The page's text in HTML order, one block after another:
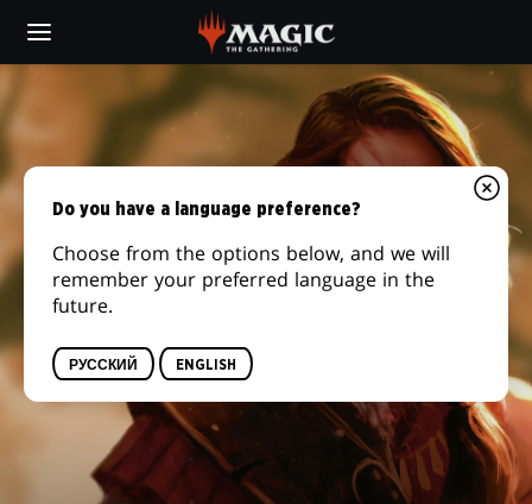
main
АРЛИНН
КОРД
Do you have a language preference?
Choose from the options below, and we will
remember your preferred language in the
future.
РУССКИЙ ENGLISH